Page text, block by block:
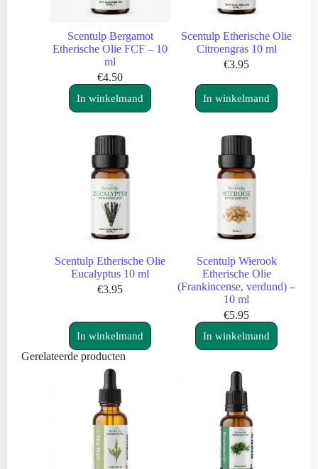
Scentulp Bergamot
Etherische Olie FCF – 10
ml
€4.50
In winkelmand
Scentulp Etherische Olie
Citroengras 10 ml
€3.95
In winkelmand
Scentulp Etherische Olie
Eucalyptus 10 ml
€3.95
In winkelmand
Scentulp Wierook
Etherische Olie
(Frankincense, verdund) –
10 ml
€5.95
In winkelmand
Gerelateerde producten